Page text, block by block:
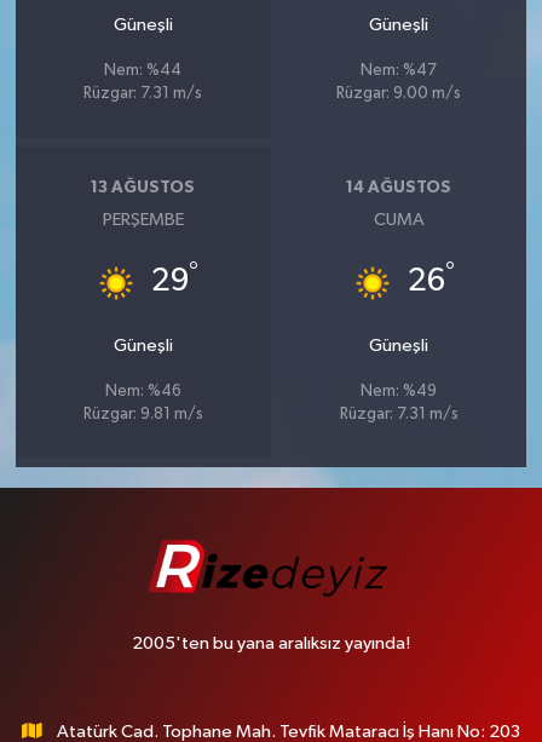
Güneşli
Nem: %44
Rüzgar: 7.31 m/s
Güneşli
Nem: %47
Rüzgar: 9.00 m/s
13 AĞUSTOS
PERŞEMBE
29°
Güneşli
Nem: %46
Rüzgar: 9.81 m/s
14 AĞUSTOS
CUMA
26°
Güneşli
Nem: %49
Rüzgar: 7.31 m/s
2005'ten bu yana aralıksız yayında!
Atatürk Cad. Tophane Mah. Tevfik Mataracı İş Hanı No: 203